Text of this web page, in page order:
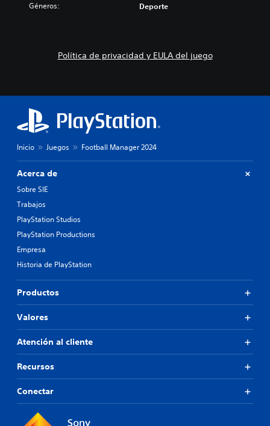
Géneros: Deporte
Política de privacidad y EULA del juego
Inicio Juegos Football Manager 2024
Acerca de
Sobre SIE
Trabajos
PlayStation Studios
PlayStation Productions
Empresa
Historia de PlayStation
Productos
Valores
Atención al cliente
Recursos
Conectar